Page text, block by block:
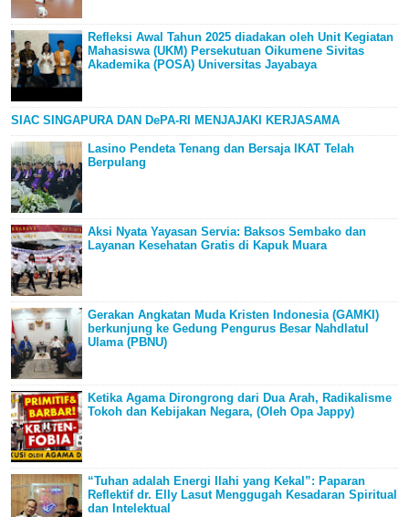
Refleksi Awal Tahun 2025 diadakan oleh Unit Kegiatan
Mahasiswa (UKM) Persekutuan Oikumene Sivitas
Akademika (POSA) Universitas Jayabaya
SIAC SINGAPURA DAN DePA-RI MENJAJAKI KERJASAMA
Lasino Pendeta Tenang dan Bersaja IKAT Telah
Berpulang
Aksi Nyata Yayasan Servia: Baksos Sembako dan
Layanan Kesehatan Gratis di Kapuk Muara
Gerakan Angkatan Muda Kristen Indonesia (GAMKI)
berkunjung ke Gedung Pengurus Besar Nahdlatul
Ulama (PBNU)
Ketika Agama Dirongrong dari Dua Arah, Radikalisme
Tokoh dan Kebijakan Negara, (Oleh Opa Jappy)
“Tuhan adalah Energi Ilahi yang Kekal”: Paparan
Reflektif dr. Elly Lasut Menggugah Kesadaran Spiritual
dan Intelektual